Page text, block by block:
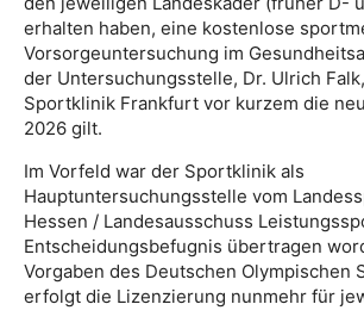
erhalten haben, eine kostenlose
Vorsorgeuntersuchung im
der Untersuchungsstelle, Dr. Ulrich
Sportklinik Frankfurt vor kurzem die
2026 gilt.
Im Vorfeld war der Sportklinik als
Hauptuntersuchungsstelle vom
Hessen / Landesausschuss
Entscheidungsbefugnis übertragen
Vorgaben des Deutschen Olympischen
erfolgt die Lizenzierung nunmehr für